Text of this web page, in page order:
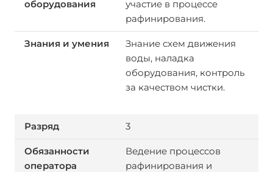
участие в процессе
рафинирования.
Знание схем движения
воды, наладка
оборудования, контроль
за качеством чистки.
3
Ведение процессов
рафинирования и